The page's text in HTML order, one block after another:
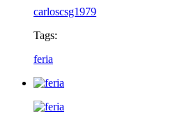
carloscsg1979
Tags:
feria